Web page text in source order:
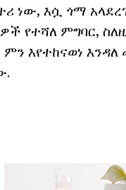
ነው, እሷ ጎማ
የተሻለ ምግባር,
እየተከናወነ